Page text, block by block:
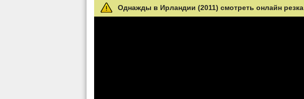
Однажды в Ирландии (2011) смотреть онлайн резка